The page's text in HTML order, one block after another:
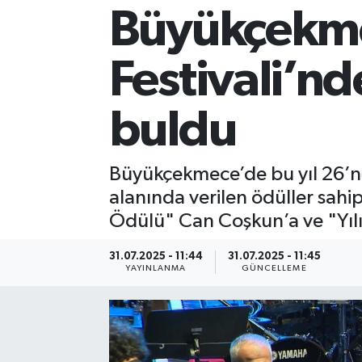
buldu
Büyükçekmece’de bu yıl
alanında verilen ödüller
Ödülü" Can Coşkun’a ve
31.07.2025 - 11:44
YAYINLANMA
31.07.2025 - 11:45
GÜNCELLEME